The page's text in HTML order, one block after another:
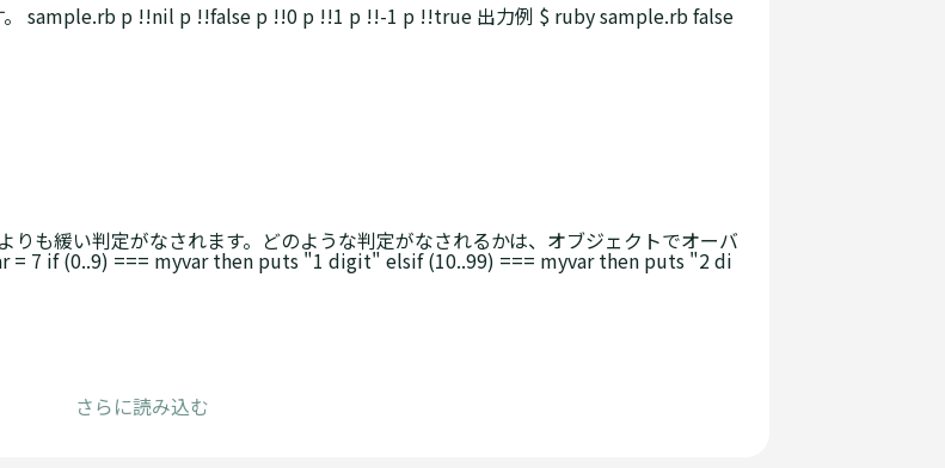
。 sample.rb p !!nil p !!false p !!0 p !!1 p !!-1 p !!true 出力例 $ ruby sample.rb false
も緩い判定がなされます。どのような判定がなされるかは、オブジェクトでオーバ
= 7 if (0..9) === myvar then puts "1 digit" elsif (10..99) === myvar then puts "2 di
さらに読み込む